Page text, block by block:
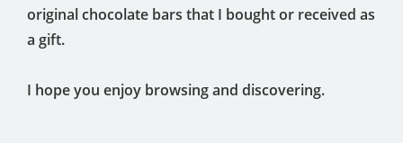
original chocolate bars that I bought or received as
a gift.
I hope you enjoy browsing and discovering.